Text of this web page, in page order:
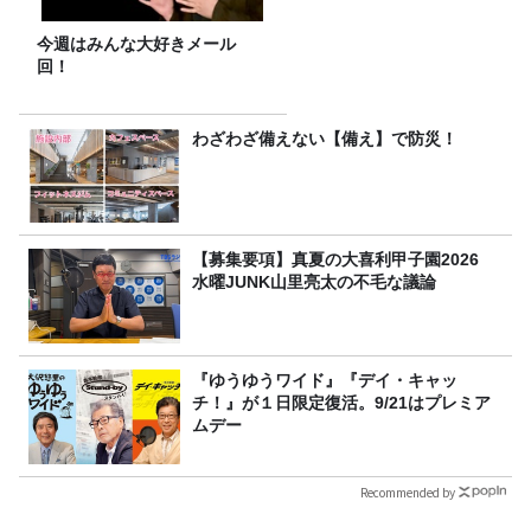
今週はみんな大好きメール
回！
わざわざ備えない【備え】で防災！
【募集要項】真夏の大喜利甲子園2026
水曜JUNK山里亮太の不毛な議論
『ゆうゆうワイド』『デイ・キャッ
チ！』が１日限定復活。9/21はプレミア
ムデー
Recommended by